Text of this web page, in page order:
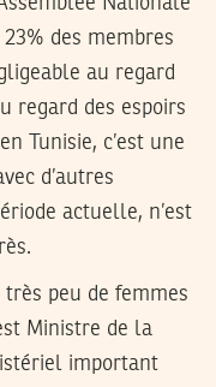
des membres
au regard
regard des espoirs
Tunisie, c’est une
d’autres
actuelle, n’est
peu de femmes
Ministre de la
important